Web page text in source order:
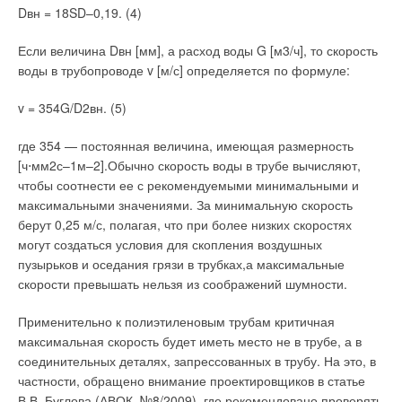
Dвн = 18SD–0,19. (4)
Если величина Dвн [мм], а расход воды G [м3/ч], то скорость
воды в трубопроводе v [м/с] определяется по формуле:
v = 354G/D2вн. (5)
где 354 — постоянная величина, имеющая размерность
[ч⋅мм2с–1м–2].Обычно скорость воды в трубе вычисляют,
чтобы соотнести ее с рекомендуемыми минимальными и
максимальными значениями. За минимальную скорость
берут 0,25 м/с, полагая, что при более низких скоростях
могут создаться условия для скопления воздушных
пузырьков и оседания грязи в трубках,а максимальные
скорости превышать нельзя из соображений шумности.
Применительно к полиэтиленовым трубам критичная
максимальная скорость будет иметь место не в трубе, а в
соединительных деталях, запрессованных в трубу. На это, в
частности, обращено внимание проектировщиков в статье
детальную картину расхода тепла, — говорит специалист. —
теряется больше всего тепла, до какой температуры
целесообразно греть теплоноситель, где можно сэкономить,
альтернативных решений.
В противном случае может получиться, что пытаясь
сэкономить в одном направлении энергопотребления мы
можем получить перерасход в другом. Поэтому в проект
сразу включается необходимое число дополнительных
теплосчетчиков». Для целей эффективного мониторинга в
доме в Киеве (Харьковское шоссе, д. 152, корп. 2) под
управлением «Витрикс-Комфорт» была организована
система диспетчеризации, позволяющая связать всю
Первый ее этап — подключение к сети тепловых пунктов и
насосного оборудования уже завершен, и сегодня можно
проводить анализ эффективности работы домовой системы
Задаваемые уставки с минимальным/максимальным
управление скоростями вентилятора. Кнопка блокировки.
Аналоговые выходы для приводов клапанов.
Датчик температуры пола для ограничения. Передача
отсутствии людей в помещении. Обмен запросами на
нагрев/охлаждение с контроллерами Synco 700.
Централизованный выбор режима работы и уставки.
Расписания, передающиеся по KNX и соответствующие
периодам присутствия людей в помещениях — для
оптимального расхода электроэнергии. Обмен информацией
с контроллерами Synco 700 о требованиях нагрева/
охлаждения для оптимальной энергоэффективности.
Централизованное задание режима работы и уставки всем
устройствам в сети. Режимы работы: комфорт; экономия;
расписание по шине KNX; защита. Задаваемая уставка с
ограничениями для нагрева/охлаждения. Блокировка кнопок.